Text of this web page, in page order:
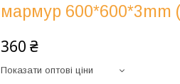
мармур 600*600*3mm
360 ₴
Показати оптові ціни